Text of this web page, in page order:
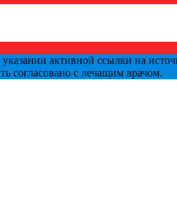
активной ссылки на
согласовано с лечащим врачом.